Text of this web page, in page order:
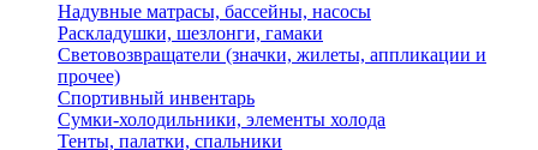
Надувные матрасы, бассейны, насосы
Раскладушки, шезлонги, гамаки
Световозвращатели (значки, жилеты, аппликации и
прочее)
Спортивный инвентарь
Сумки-холодильники, элементы холода
Тенты, палатки, спальники